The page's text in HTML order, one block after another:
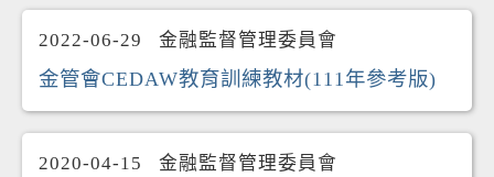
2022-06-29 金融監督管理委員會
金管會CEDAW教育訓練教材(111年參考版)
2020-04-15 金融監督管理委員會